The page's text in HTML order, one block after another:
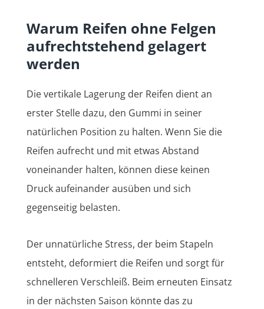
Warum Reifen ohne Felgen
aufrechtstehend gelagert
werden
Die vertikale Lagerung der Reifen dient an
erster Stelle dazu, den Gummi in seiner
natürlichen Position zu halten. Wenn Sie die
Reifen aufrecht und mit etwas Abstand
voneinander halten, können diese keinen
Druck aufeinander ausüben und sich
gegenseitig belasten.
Der unnatürliche Stress, der beim Stapeln
entsteht, deformiert die Reifen und sorgt für
schnelleren Verschleiß. Beim erneuten Einsatz
in der nächsten Saison könnte das zu